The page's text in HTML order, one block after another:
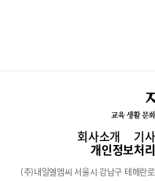
회사소개 기
개인정보처
(주)내일엘엠씨 서울시 강남구 테헤란